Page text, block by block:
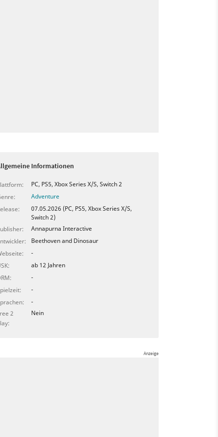
Informationen
PC, PS5, Xbox Series X/S, Switch 2
Adventure
07.05.2026 (PC, PS5, Xbox Series X/S,
Switch 2)
Annapurna Interactive
Beethoven and Dinosaur
-
ab 12 Jahren
-
-
-
2
Nein